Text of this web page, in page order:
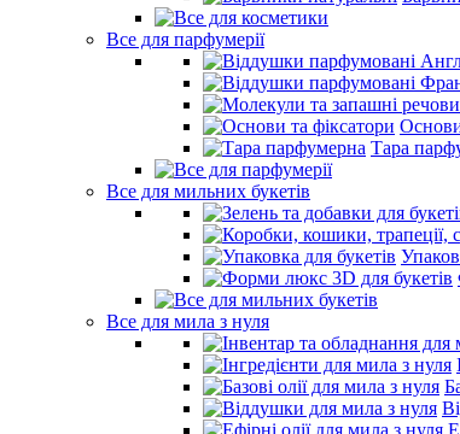
Все для парфумерії
Тара
Все для мильних букетів
Все для мила з нуля